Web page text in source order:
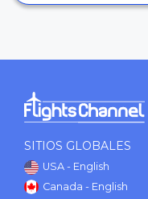
SITIOS GLOBALES
USA - English
Canada - English